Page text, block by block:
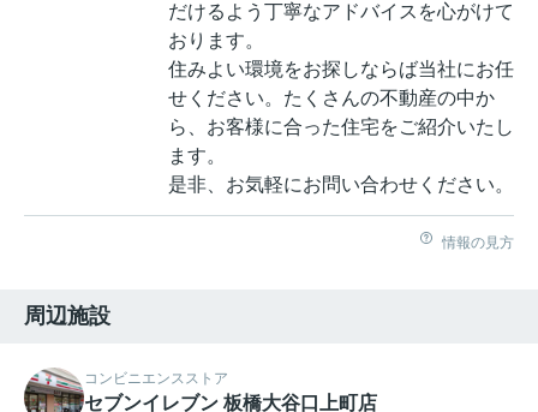
だけるよう丁寧なアドバイスを心がけて
おります。
住みよい環境をお探しならば当社にお任
せください。たくさんの不動産の中か
ら、お客様に合った住宅をご紹介いたし
ます。
是非、お気軽にお問い合わせください。
情報の見方
周辺施設
コンビニエンスストア
セブンイレブン 板橋大谷口上町店